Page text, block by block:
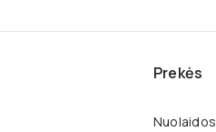
Prekės
Nuolaidos